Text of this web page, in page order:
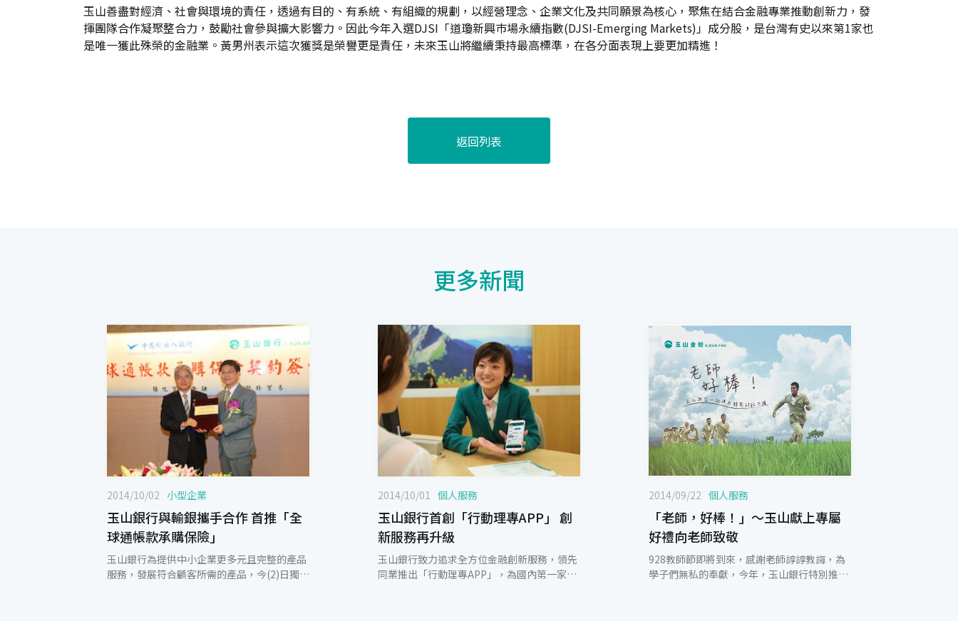
玉山善盡對經濟、社會與環境的責任，透過有目的、有系統、有組織的規劃，以經營理念、企業文化及共同願景為核心，聚焦在結合金融專業推動創新力，發
揮團隊合作凝聚整合力，鼓勵社會參與擴大影響力。因此今年入選DJSI「道瓊新興巿場永續指數(DJSI-Emerging Markets)」成分股，是台灣有史以來第1家也
是唯一獲此殊榮的金融業。黃男州表示這次獲獎是榮譽更是責任，未來玉山將繼續秉持最高標準，在各分面表現上要更加精進！
返回列表
更多新聞
2014/10/02 小型企業
玉山銀行與輸銀攜手合作 首推「全
球通帳款承購保險」
玉山銀行為提供中小企業更多元且完整的產品
服務，發展符合顧客所需的產品，今(2)日獨家
2014/10/01 個人服務
玉山銀行首創「行動理專APP」 創
新服務再升級
玉山銀行致力追求全方位金融創新服務，領先
同業推出「行動理專APP」，為國內第一家由
2014/09/22 個人服務
「老師，好棒！」～玉山獻上專屬
好禮向老師致敬
928教師節即將到來，感謝老師諄諄教誨，為
學子們無私的奉獻，今年，玉山銀行特別推出